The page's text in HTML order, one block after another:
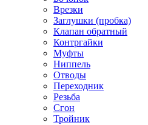
Врезки
Заглушки (пробка)
Клапан обратный
Контргайки
Муфты
Ниппель
Отводы
Переходник
Резьба
Сгон
Тройник